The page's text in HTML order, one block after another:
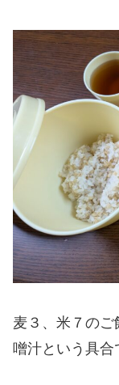
麦３、米７の
噌汁という具合